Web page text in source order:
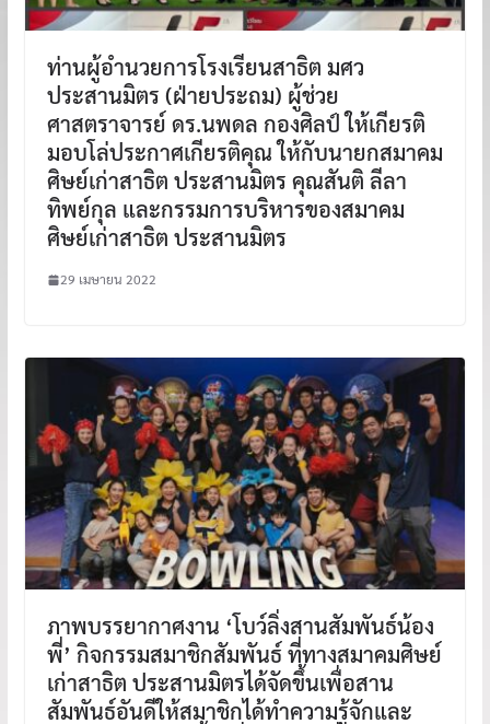
ท่านผู้อำนวยการโรงเรียนสาธิต มศว
ประสานมิตร (ฝ่ายประถม) ผู้ช่วย
ศาสตราจารย์ ดร.นพดล กองศิลป์ ให้เกียรติ
มอบโล่ประกาศเกียรติคุณ ให้กับนายกสมาคม
ศิษย์เก่าสาธิต ประสานมิตร คุณสันติ ลีลา
ทิพย์กุล และกรรมการบริหารของสมาคม
ศิษย์เก่าสาธิต ประสานมิตร
29 เมษายน 2022
ภาพบรรยากาศงาน ‘โบว์ลิ่งสานสัมพันธ์น้อง
พี่’ กิจกรรมสมาชิกสัมพันธ์ ที่ทางสมาคมศิษย์
เก่าสาธิต ประสานมิตรได้จัดขึ้นเพื่อสาน
สัมพันธ์อันดีให้สมาชิกได้ทำความรู้จักและ